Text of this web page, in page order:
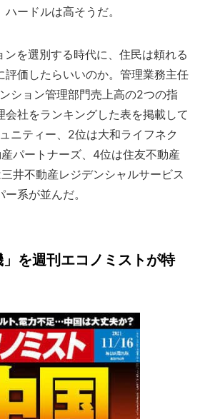
ードルは高そうだ。
を選別する時代に、住民は頼れる
評価したらいいのか。管理業務主任
ション管理部門売上高の2つの指
会社をランキングした表を掲載して
ニティー、2位は大和ライフネク
パートナーズ、4位は住友不動産
井不動産レジデンシャルサービス
系が並んだ。
」を週刊エコノミストが特